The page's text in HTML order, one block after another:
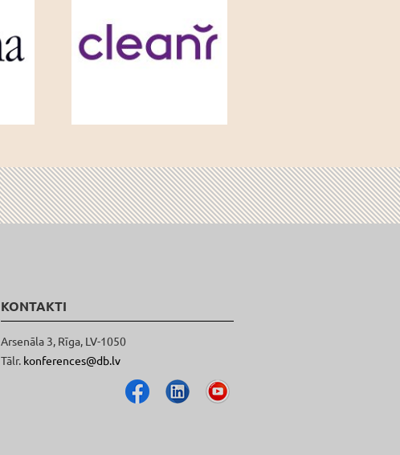
KONTAKTI
Arsenāla 3, Rīga, LV-1050
Tālr. konferences@db.lv